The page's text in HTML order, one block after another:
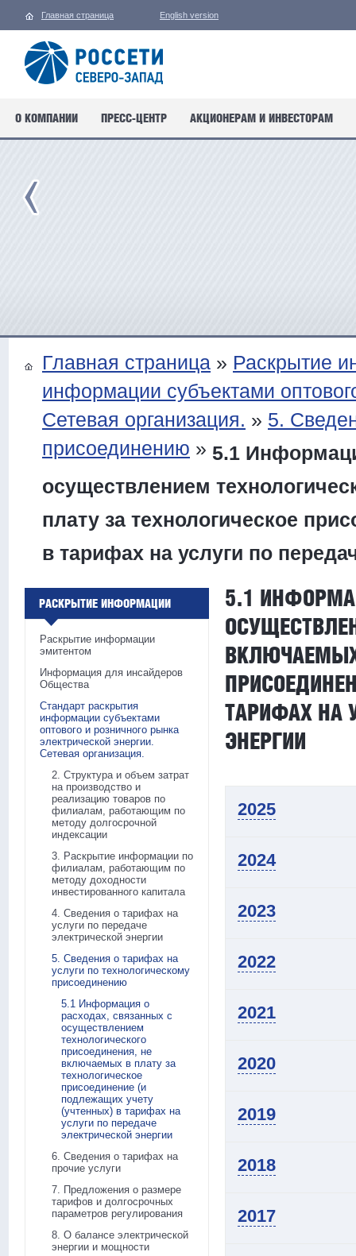
Главная страница English version
О КОМПАНИИ ПРЕСС-ЦЕНТР АКЦИОНЕРАМ И ИНВЕСТОРАМ
Главная страница » Раскрытие
информации субъектами
Сетевая организация. » 5.
присоединению » 5.1
осуществлением
плату за технологическое
в тарифах на услуги по
РАСКРЫТИЕ ИНФОРМАЦИИ
Раскрытие информации
эмитентом
Информация для инсайдеров
Общества
Стандарт раскрытия
информации субъектами
оптового и розничного рынка
электрической энергии.
Сетевая организация.
2. Структура и объем затрат
на производство и
реализацию товаров по
филиалам, работающим по
методу долгосрочной
индексации
3. Раскрытие информации по
филиалам, работающим по
методу доходности
инвестированного капитала
4. Сведения о тарифах на
услуги по передаче
электрической энергии
5. Сведения о тарифах на
услуги по технологическому
присоединению
5.1 Информация о
расходах, связанных с
осуществлением
технологического
присоединения, не
включаемых в плату за
технологическое
присоединение (и
подлежащих учету
(учтенных) в тарифах на
услуги по передаче
электрической энергии
6. Сведения о тарифах на
прочие услуги
7. Предложения о размере
тарифов и долгосрочных
параметров регулирования
8. О балансе электрической
энергии и мощности
5.1
ВКЛЮЧАЕМЫХ
ТАРИФАХ НА
ЭНЕРГИИ
2025
2024
2023
2022
2021
2020
2019
2018
2017